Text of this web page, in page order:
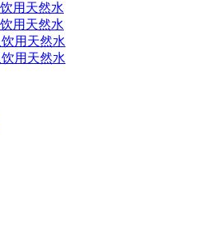
用天然水
用天然水
用天然水
用天然水